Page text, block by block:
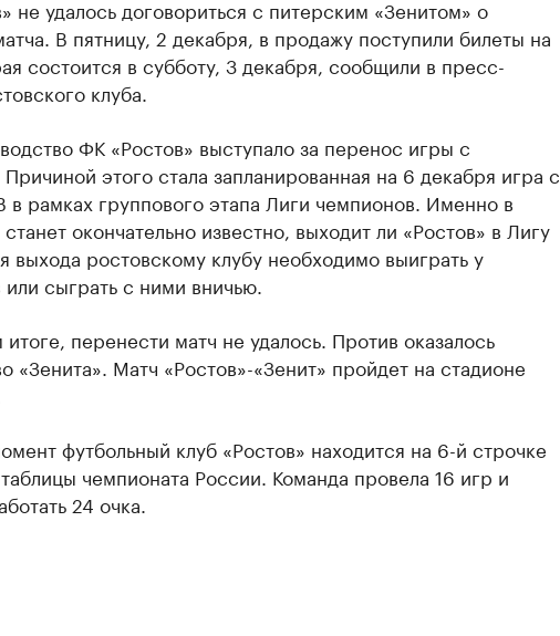
не удалось договориться с питерским «Зенитом» о
В пятницу, 2 декабря, в продажу поступили билеты на
состоится в субботу, 3 декабря, сообщили в пресс-
клуба.
ФК «Ростов» выступало за перенос игры с
этого стала запланированная на 6 декабря игра с
в рамках группового этапа Лиги чемпионов. Именно в
окончательно известно, выходит ли «Ростов» в Лигу
выхода ростовскому клубу необходимо выиграть у
или сыграть с ними вничью.
перенести матч не удалось. Против оказалось
«Зенита». Матч «Ростов»-«Зенит» пройдет на стадионе
футбольный клуб «Ростов» находится на 6-й строчке
чемпионата России. Команда провела 16 игр и
24 очка.